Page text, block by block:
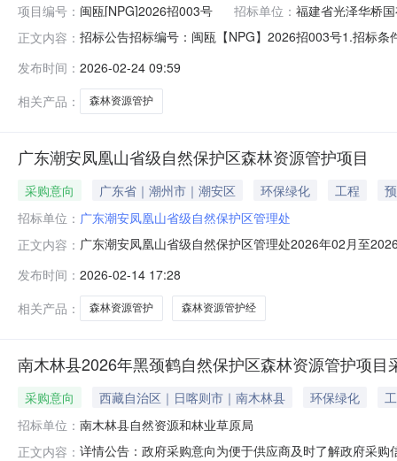
项目编号： 闽瓯[NPG]2026招003号 招标单位： 福建省光泽华桥
正文内容： 招标公告招标编号：闽瓯【NPG】2026招003号1.招标
名称：光泽华桥国有林场2026-2028年森林资源管护项
发布时间： 2026-02-24 09:59
相关产品：
森林资源管护
广东潮安凤凰山省级自然保护区森林资源管护项目
采购意向 广东省｜潮州市｜潮安区 环保绿化 工程
招标单位： 广东潮安凤凰山省级自然保护区管理处
正文内容： 广东潮安凤凰山省级自然保护区管理处2026年02月至
潮安凤凰山省级自然保护区森林资源管护项目预算金额
主要功能或
发布时间： 2026-02-14 17:28
相关产品：
森林资源管护 森林资源管护经
南木林县2026年黑颈鹤自然保护区森林资源管护项目
采购意向 西藏自治区｜日喀则市｜南木林县 环保绿化
招标单位： 南木林县自然资源和林业草原局
正文内容： 详情公告：政府采购意向为便于供应商及时了解政府采